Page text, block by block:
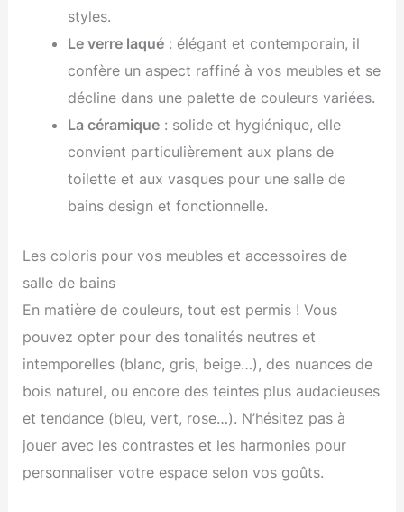
styles.
Le verre laqué: élégant et contemporain, il
confère un aspect raffiné à vos meubles et se
décline dans une palette de couleurs variées.
La céramique: solide et hygiénique, elle
convient particulièrement aux plans de
toilette et aux vasques pour une salle de
bains design et fonctionnelle.
Les coloris pour vos meubles et accessoires de
salle de bains
En matière de couleurs, tout est permis ! Vous
pouvez opter pour des tonalités neutres et
intemporelles (blanc, gris, beige…), des nuances de
bois naturel, ou encore des teintes plus audacieuses
et tendance (bleu, vert, rose…). N’hésitez pas à
jouer avec les contrastes et les harmonies pour
personnaliser votre espace selon vos goûts.